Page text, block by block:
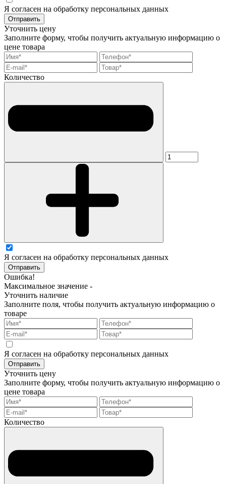
Я согласен на обработку персональных данных
Отправить
Уточнить цену
Заполните форму, чтобы получить актуальную информацию о
цене товара
Количество
Я согласен на обработку персональных данных
Отправить
Ошибка!
Максимальное значение -
Уточнить наличие
Заполните поля, чтобы получить актуальную информацию о
товаре
Я согласен на обработку персональных данных
Отправить
Уточнить цену
Заполните форму, чтобы получить актуальную информацию о
цене товара
Количество